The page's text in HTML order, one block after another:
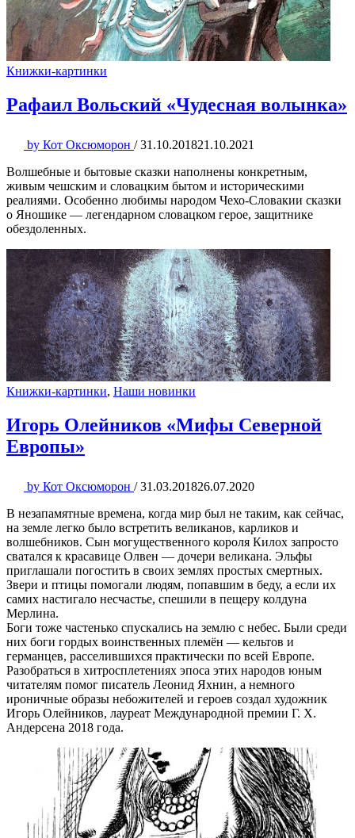
Книжки-картинки
Рафаил Вольский «Чудесная волынка»
by Кот Оксюморон / 31.10.201821.10.2021
Волшебные и бытовые сказки наполнены конкретным,
живым чешским и словацким бытом и историческими
реалиями. Особенно любимы народом Чехо-Словакии сказки
о Яношике — легендарном словацком герое, защитнике
обездоленных.
Книжки-картинки, Наши новинки
Игорь Олейников «Мифы Северной
Европы»
by Кот Оксюморон / 31.03.201826.07.2020
В незапамятные времена, когда мир был не таким, как сейчас,
на земле легко было встретить великанов, карликов и
волшебников. Сын могущественного короля Килох запросто
сватался к красавице Олвен — дочери великана. Эльфы
приглашали погостить в своих землях простых смертных.
Звери и птицы помогали людям, попавшим в беду, а если их
самих настигало несчастье, спешили в пещеру колдуна
Мерлина.
Боги тоже частенько спускались на землю с небес. Были среди
них боги гордых воинственных племён — кельтов и
германцев, расселившихся практически по всей Европе.
Разобраться в хитросплетениях эпоса этих народов юным
читателям помог писатель Леонид Яхнин, а немного
ироничные образы небожителей и героев создал художник
Игорь Олейников, лауреат Международной премии Г. Х.
Андерсена 2018 года.